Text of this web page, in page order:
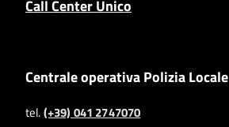
Call Center Unico
Centrale operativa Polizia Locale
tel.(+39) 041 2747070